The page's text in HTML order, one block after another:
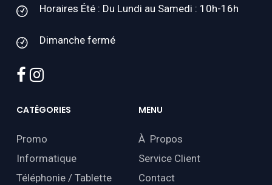
Horaires Été : Du Lundi au Samedi : 10h-16h
Dimanche fermé
facebook
instagram
CATÉGORIES
Promo
Informatique
Téléphonie / Tablette
MENU
À Propos
Service Client
Contact